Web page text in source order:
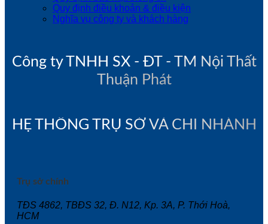
Quy định điều khoản & điều kiện
Nghĩa vụ công ty và khách hàng
Công ty TNHH SX - ĐT - TM Nội Thất
Thuận Phát
HỆ THỐNG TRỤ SỞ VÀ CHI NHÁNH
Trụ sở chính
TĐS 4862, TBĐS 32, Đ. N12, Kp. 3A, P. Thới Hoà,
HCM